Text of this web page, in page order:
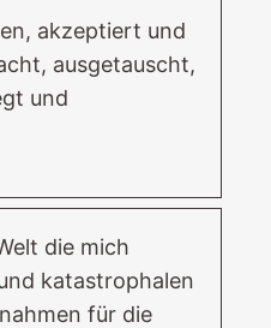
akzeptiert und
ausgetauscht,
und
die mich
katastrophalen
für die